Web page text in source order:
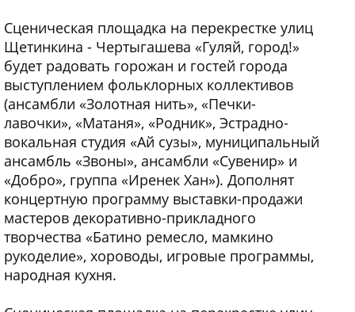
Сценическая площадка на перекрестке улиц
Щетинкина - Чертыгашева «Гуляй, город!»
будет радовать горожан и гостей города
выступлением фольклорных коллективов
(ансамбли «Золотная нить», «Печки-
лавочки», «Матаня», «Родник», Эстрадно-
вокальная студия «Ай сузы», муниципальный
ансамбль «Звоны», ансамбли «Сувенир» и
«Добро», группа «Иренек Хан»). Дополнят
концертную программу выставки-продажи
мастеров декоративно-прикладного
творчества «Батино ремесло, мамкино
рукоделие», хороводы, игровые программы,
народная кухня.